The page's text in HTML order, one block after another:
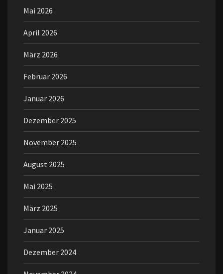
Mai 2026
April 2026
März 2026
Februar 2026
Januar 2026
Dezember 2025
November 2025
August 2025
Mai 2025
März 2025
Januar 2025
Dezember 2024